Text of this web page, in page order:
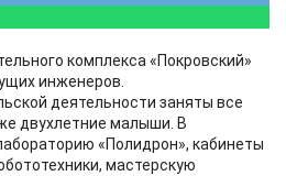
комплекса «Покровский»
инженеров.
деятельности заняты все
двухлетние малыши. В
«Полидрон», кабинеты
мастерскую